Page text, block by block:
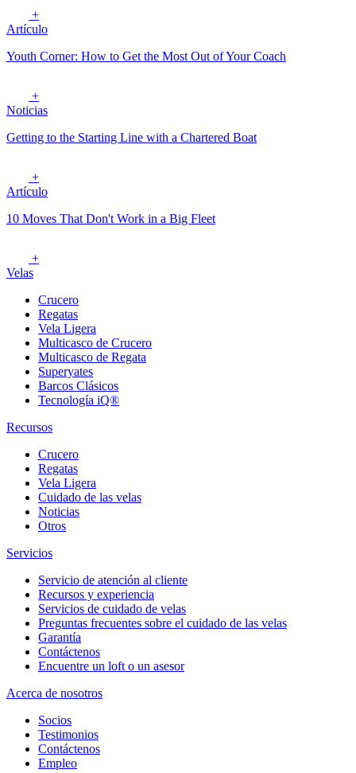
+
Artículo
Youth Corner: How to Get the Most Out of Your Coach
+
Noticias
Getting to the Starting Line with a Chartered Boat
+
Artículo
10 Moves That Don't Work in a Big Fleet
+
Velas
Crucero
Regatas
Vela Ligera
Multicasco de Crucero
Multicasco de Regata
Superyates
Barcos Clásicos
Tecnología iQ®
Recursos
Crucero
Regatas
Vela Ligera
Cuidado de las velas
Noticias
Otros
Servicios
Servicio de atención al cliente
Recursos y experiencia
Servicios de cuidado de velas
Preguntas frecuentes sobre el cuidado de las velas
Garantía
Contáctenos
Encuentre un loft o un asesor
Acerca de nosotros
Socios
Testimonios
Contáctenos
Empleo